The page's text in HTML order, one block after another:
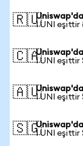
🇷🇺1 UNI
🇨🇦1 UNI eşittir
🇦🇺1 UNI eşittir
🇸🇬1 UNI eşittir